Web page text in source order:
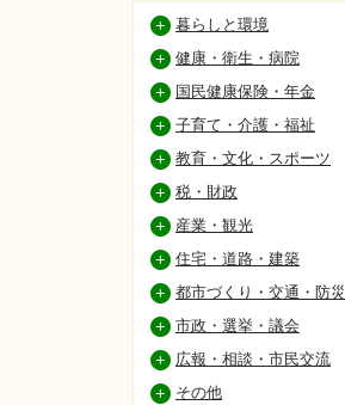
暮らしと環境
健康・衛生・病院
国民健康保険・年金
子育て・介護・福祉
教育・文化・スポーツ
税・財政
産業・観光
住宅・道路・建築
都市づくり・交通・防災
市政・選挙・議会
広報・相談・市民交流
その他